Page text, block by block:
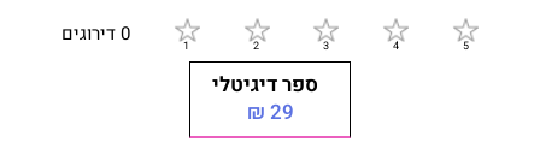
0 דירוגים
ספר דיגיטלי
29 ₪